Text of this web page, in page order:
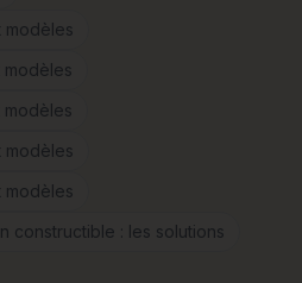
modèles
modèles
modèles
modèles
modèles
constructible : les solutions